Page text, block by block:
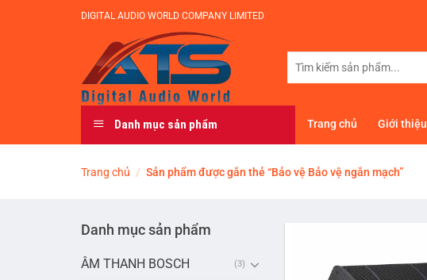
DIGITAL AUDIO WORLD COMPANY LIMITED
Tìm
Danh mục sản phẩm Trang chủ Giới thiệu
Trang chủ / Sản phẩm được gắn thẻ “Bảo vệ Bảo vệ ngắn mạch”
Danh mục sản phẩm
ÂM THANH BOSCH (3)